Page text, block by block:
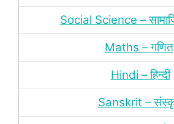
Social Science –
Maths – गणित
Hindi – हिन्‍दी
Sanskrit –